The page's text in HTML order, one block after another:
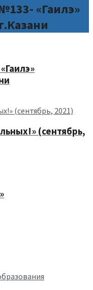
«Гаилэ»
(сентябрь,